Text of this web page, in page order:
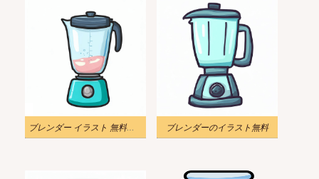
ブレンダー イラスト 無料素材 ブレンダーのイラスト無料